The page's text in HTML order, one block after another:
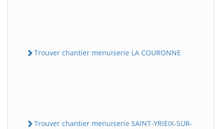
Trouver chantier menuiserie LA COURONNE
Trouver chantier menuiserie SAINT-YRIEIX-SUR-